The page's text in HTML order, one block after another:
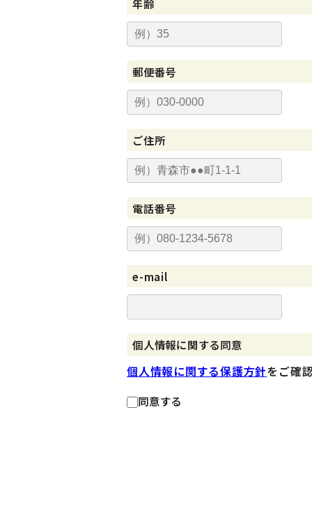
年齢
郵便番号
ご住所
電話番号
e-mail
個人情報に関する同意
個人情報に関する保護方針をご確
同意する